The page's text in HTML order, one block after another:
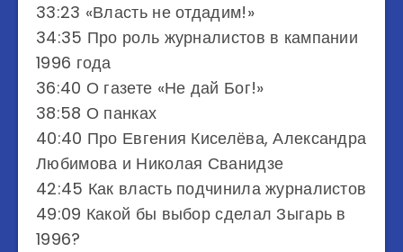
33:23 «Власть не отдадим!»
34:35 Про роль журналистов в кампании
1996 года
36:40 О газете «Не дай Бог!»
38:58 О панках
40:40 Про Евгения Киселёва, Александра
Любимова и Николая Сванидзе
42:45 Как власть подчинила журналистов
49:09 Какой бы выбор сделал Зыгарь в
1996?